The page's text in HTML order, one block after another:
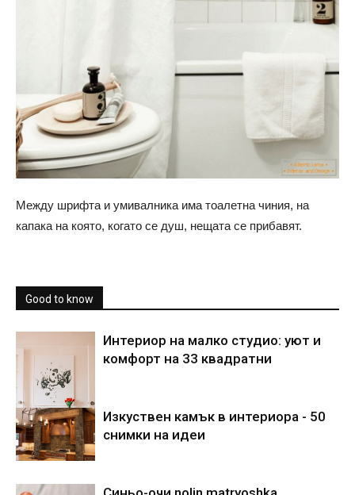
Между шрифта и умивалника има тоалетна чиния, на
капака на която, когато се душ, нещата се прибавят.
Good to know
Интериор на малко студио: уют и
комфорт на 33 квадратни
Изкуствен камък в интериора - 50
снимки на идеи